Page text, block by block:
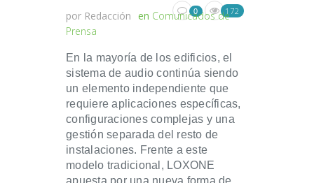
por Redacción en Comunicados de
Prensa
0 172
En la mayoría de los edificios, el
sistema de audio continúa siendo
un elemento independiente que
requiere aplicaciones específicas,
configuraciones complejas y una
gestión separada del resto de
instalaciones. Frente a este
modelo tradicional, LOXONE